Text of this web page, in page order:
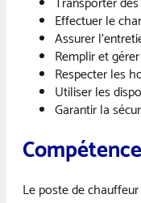
Effectuer le
Assurer
Remplir et
Respecter les
Utiliser les
Garantir la
Le poste de